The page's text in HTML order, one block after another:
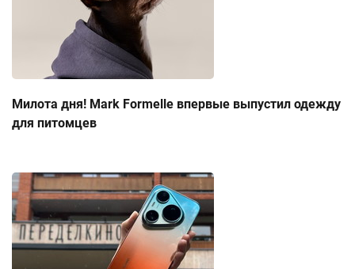
Милота дня! Mark Formelle впервые выпустил одежду
для питомцев